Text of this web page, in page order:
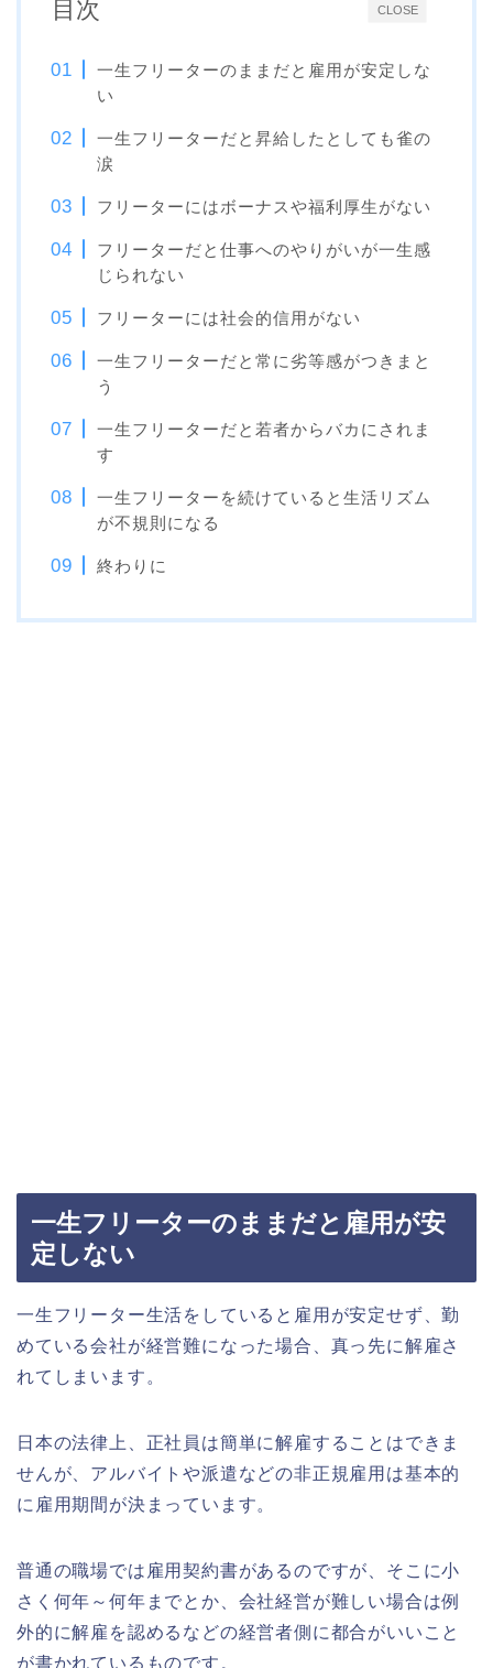
CLOSE
目次
一生フリーターのままだと雇用が安定しな
い
一生フリーターだと昇給したとしても雀の
涙
フリーターにはボーナスや福利厚生がない
フリーターだと仕事へのやりがいが一生感
じられない
フリーターには社会的信用がない
一生フリーターだと常に劣等感がつきまと
う
一生フリーターだと若者からバカにされま
す
一生フリーターを続けていると生活リズム
が不規則になる
終わりに
一生フリーターのままだと雇用が安
定しない
一生フリーター生活をしていると雇用が安定せず、勤
めている会社が経営難になった場合、真っ先に解雇さ
れてしまいます。
日本の法律上、正社員は簡単に解雇することはできま
せんが、アルバイトや派遣などの非正規雇用は基本的
に雇用期間が決まっています。
普通の職場では雇用契約書があるのですが、そこに小
さく何年～何年までとか、会社経営が難しい場合は例
外的に解雇を認めるなどの経営者側に都合がいいこと
が書かれているものです。